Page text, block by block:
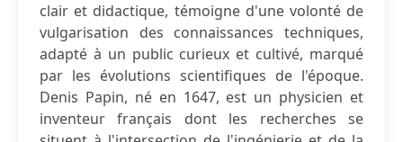
clair et didactique, témoigne d'une volonté de
vulgarisation des connaissances techniques,
adapté à un public curieux et cultivé, marqué
par les évolutions scientifiques de l'époque.
Denis Papin, né en 1647, est un physicien et
inventeur français dont les recherches se